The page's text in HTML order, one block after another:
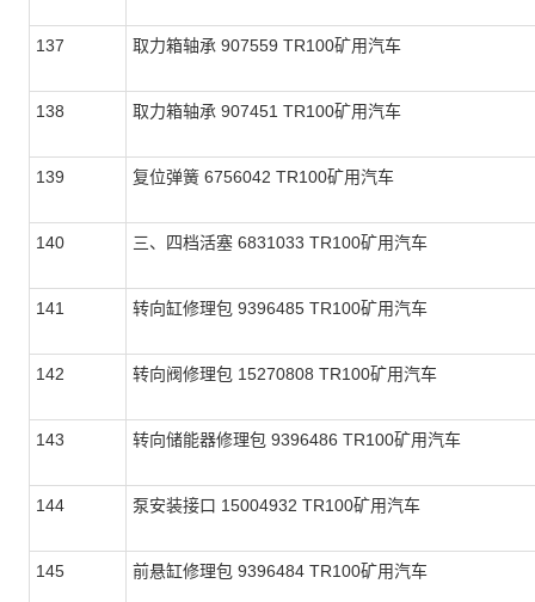
137 取力箱轴承 907559 TR100矿用汽车
138 取力箱轴承 907451 TR100矿用汽车
139 复位弹簧 6756042 TR100矿用汽车
140 三、四档活塞 6831033 TR100矿用汽车
141 转向缸修理包 9396485 TR100矿用汽车
142 转向阀修理包 15270808 TR100矿用汽车
143 转向储能器修理包 9396486 TR100矿用汽车
144 泵安装接口 15004932 TR100矿用汽车
145 前悬缸修理包 9396484 TR100矿用汽车